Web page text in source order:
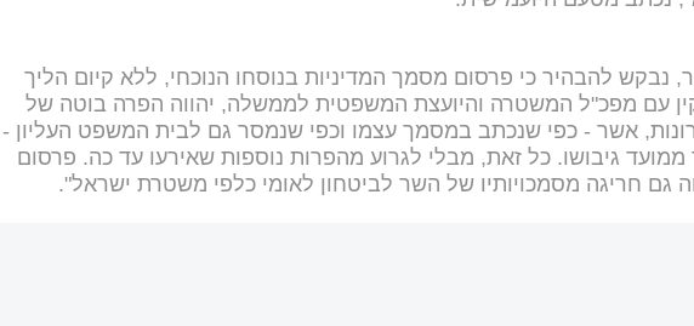
נבקש להבהיר כי פרסום מסמך המדיניות בנוסחו הנוכחי, ללא קיום הליך
עם מפכ"ל המשטרה והיועצת המשפטית לממשלה, יהווה הפרה בוטה של
אשר - כפי שנכתב במסמך עצמו וכפי שנמסר גם לבית המשפט העליון -
ממועד גיבושו. כל זאת, מבלי לגרוע מהפרות נוספות שאירעו עד כה. פרסום
גם חריגה מסמכויותיו של השר לביטחון לאומי כלפי משטרת ישראל".